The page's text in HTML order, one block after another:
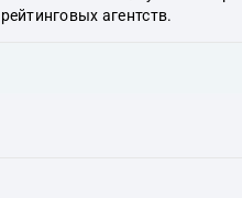
рейтинговых агентств.